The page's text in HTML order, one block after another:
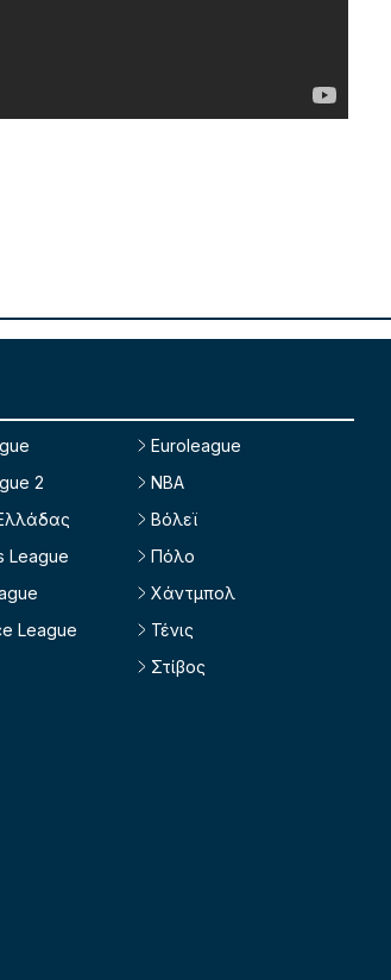
2
League
League
Euroleague
NBA
Βόλεϊ
Πόλο
Χάντμπολ
Τένις
Στίβος